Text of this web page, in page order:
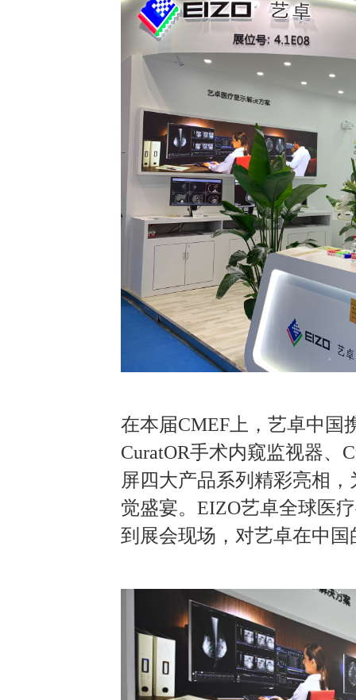
在本届CMEF上，艺卓中国
CuratOR手术内窥监视器、
屏四大产品系列精彩亮相
觉盛宴。EIZO艺卓全球医
到展会现场，对艺卓在中